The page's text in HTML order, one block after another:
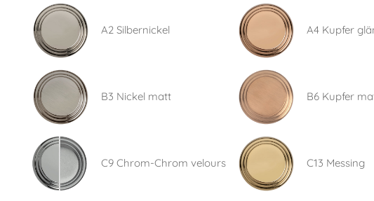
A2 Silbernickel A4 Kupfer
B3 Nickel matt B6 Kupfer
C9 Chrom-Chrom velours C13 Messing